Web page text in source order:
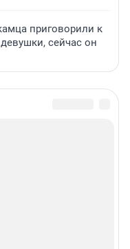
приговорили к
сейчас он